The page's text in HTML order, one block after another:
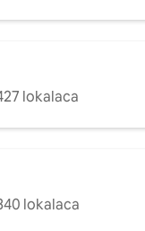
lokalaca
lokalaca